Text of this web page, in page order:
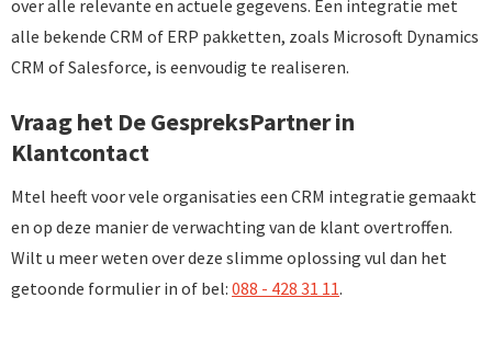
over alle relevante en actuele gegevens. Een integratie met
alle bekende CRM of ERP pakketten, zoals Microsoft Dynamics
CRM of Salesforce, is eenvoudig te realiseren.
Vraag het De GespreksPartner in
Klantcontact
Mtel heeft voor vele organisaties een CRM integratie gemaakt
en op deze manier de verwachting van de klant overtroffen.
Wilt u meer weten over deze slimme oplossing vul dan het
getoonde formulier in of bel: 088 - 428 31 11.